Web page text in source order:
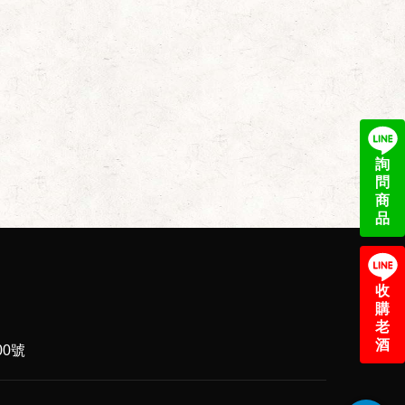
詢
問
商
品
收
購
老
酒
號